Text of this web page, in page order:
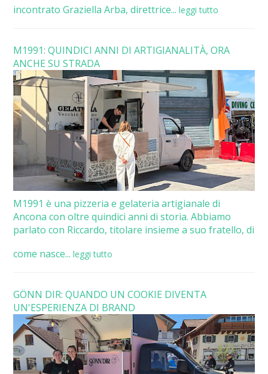
incontrato Graziella Arba, direttrice... leggi tutto
M1991: QUINDICI ANNI DI ARTIGIANALITÀ, ORA
ANCHE SU STRADA
M1991 è una pizzeria e gelateria artigianale di
Ancona con oltre quindici anni di storia. Abbiamo
parlato con Riccardo, titolare insieme a suo fratello, di
come nasce... leggi tutto
GÖNN DIR: QUANDO UN COOKIE DIVENTA
UN'ESPERIENZA DI BRAND